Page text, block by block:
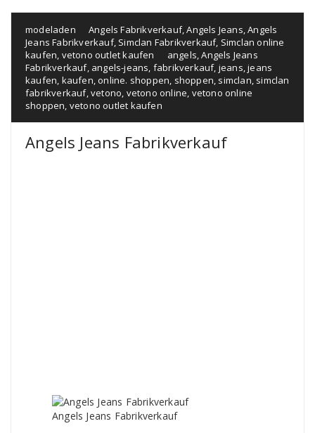
modeladen Angels Fabrikverkauf,Angels Jeans,Angels
Jeans Fabrikverkauf, Simclan Fabrikverkauf, Simclan online
kaufen, vetono outlet kaufen angels,Angels Jeans
Fabrikverkauf, angels-jeans, fabrikverkauf, jeans,jeans
kaufen, kaufen,online. shoppen, shoppen, simclan, simclan
fabrikverkauf,vetono, vetono online, vetono online
shoppen, vetono outlet kaufen
Angels Jeans Fabrikverkauf
Angels Jeans Fabrikverkauf